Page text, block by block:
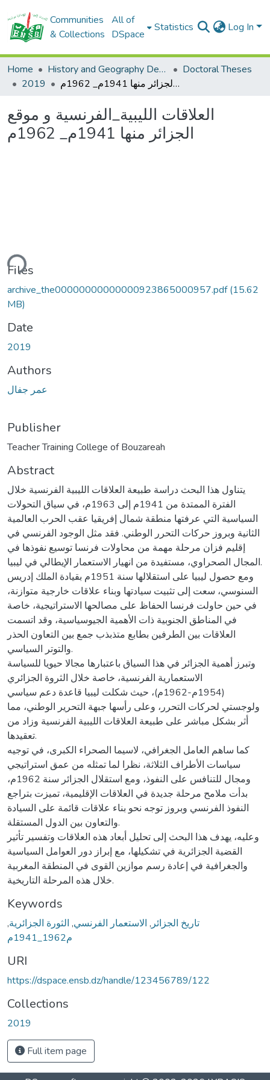
Communities
& Collections
All of
DSpace
Statistics Log In
Home History and Geography Department
Doctoral Theses
2019
العلاقات الليبية_الفرنسية و موقع الجزائر منها 1941م_ 1962م
العلاقات الليبية_الفرنسية و موقع
الجزائر منها 1941م_ 1962م
Files
archive_the00000000000000923865000957.pdf(15.62
MB)
Date
2019
Authors
عمر جفال
Publisher
Teacher Training College of Bouzareah
Abstract
يتناول هذا البحث دراسة طبيعة العلاقات الليبية الفرنسية خلال
الفترة الممتدة من 1941م إلى 1963م، في سياق التحولات
السياسية التي عرفتها منطقة شمال إفريقيا عقب الحرب العالمية
الثانية وبروز حركات التحرر الوطني. فقد مثل الوجود الفرنسي في
إقليم فزان مرحلة مهمة من محاولات فرنسا توسيع نفوذها في
المجال الصحراوي، مستفيدة من انهيار الاستعمار الإيطالي في ليبيا.
ومع حصول ليبيا على استقلالها سنة 1951م بقيادة الملك إدريس
السنوسي، سعت إلى تثبيت سيادتها وبناء علاقات خارجية متوازنة،
في حين حاولت فرنسا الحفاظ على مصالحها الاستراتيجية، خاصة
في المناطق الجنوبية ذات الأهمية الجيوسياسية، وقد اتسمت
العلاقات بين الطرفين بطابع متذبذب جمع بين التعاون الحذر
والتوتر السياسي.
وتبرز أهمية الجزائر في هذا السياق باعتبارها مجالا حيويا للسياسة
الاستعمارية الفرنسية، خاصة خلال الثروة الجزائري
(1954م-1962م)، حيث شكلت ليبيا قاعدة دعم سياسي
ولوجستي لحركات التحرر، وعلى رأسها جبهة التحرير الوطني، مما
أثر بشكل مباشر على طبيعة العلاقات الليبية الفرنسية وزاد من
تعقيدها.
كما ساهم العامل الجغرافي، لاسيما الصحراء الكبرى، في توجيه
سياسات الأطراف الثلاثة، نظرا لما تمثله من عمق استراتيجي
ومجال للتنافس على النفوذ، ومع استقلال الجزائر سنة 1962م،
بدأت ملامح مرحلة جديدة في العلاقات الإقليمية، تميزت بتراجع
النفوذ الفرنسي وبروز توجه نحو بناء علاقات قائمة على السيادة
والتعاون بين الدول المستقلة.
وعليه، يهدف هذا البحث إلى تحليل أبعاد هذه العلاقات وتفسير تأثير
القضية الجزائرية في تشكيلها، مع إبراز دور العوامل السياسية
والجغرافية في إعادة رسم موازين القوى في المنطقة المغربية
خلال هذه المرحلة التاريخية.
Keywords
تاريخ الجزائر , الاستعمار الفرنسي, الثورة الجزائرية,
م1962_1941م
URI
https://dspace.ensb.dz/handle/123456789/122
Collections
2019
Full item page